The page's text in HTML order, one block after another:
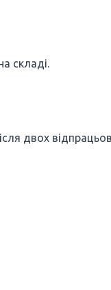
складі.
двох